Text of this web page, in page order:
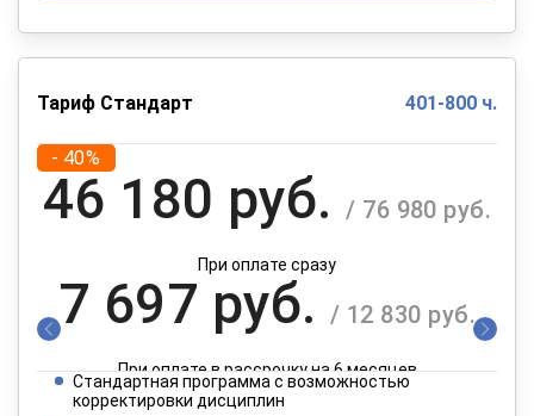
Тариф Стандарт 401-800 ч.
- 40%
46 180 руб. / 76 980 руб.
При оплате сразу
7 697 руб. / 12 830 руб.
При оплате в рассрочку на 6 месяцев
Стандартная программа с возможностью
корректировки дисциплин